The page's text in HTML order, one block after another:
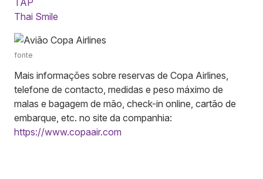
Thai Smile
fonte
Mais informações sobre reservas de Copa Airlines,
telefone de contacto, medidas e peso máximo de
malas e bagagem de mão, check-in online, cartão de
embarque, etc. no site da companhia:
https://www.copaair.com